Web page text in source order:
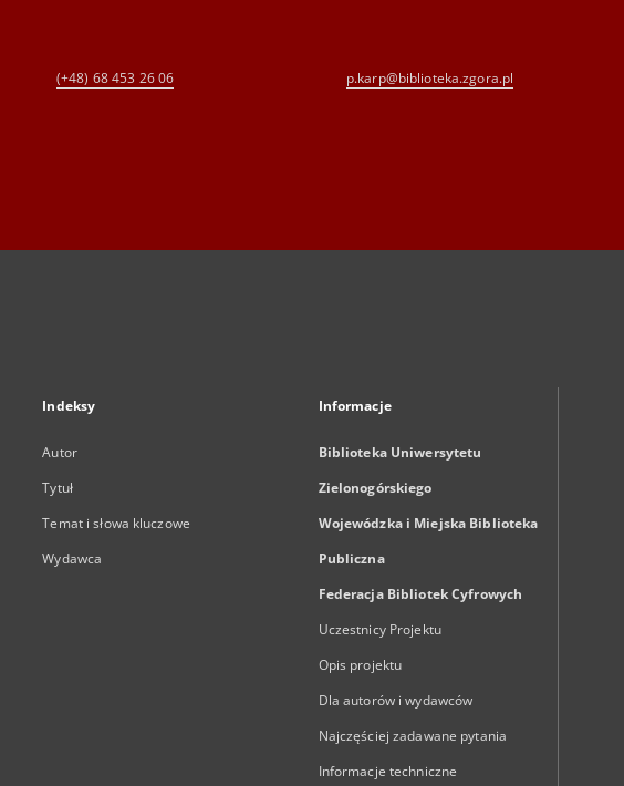
(+48) 68 453 26 06 p.karp@biblioteka.zgora.pl
Indeksy
Autor
Tytuł
Temat i słowa kluczowe
Wydawca
Informacje
Biblioteka Uniwersytetu
Zielonogórskiego
Wojewódzka i Miejska Biblioteka
Publiczna
Federacja Bibliotek Cyfrowych
Uczestnicy Projektu
Opis projektu
Dla autorów i wydawców
Najczęściej zadawane pytania
Informacje techniczne